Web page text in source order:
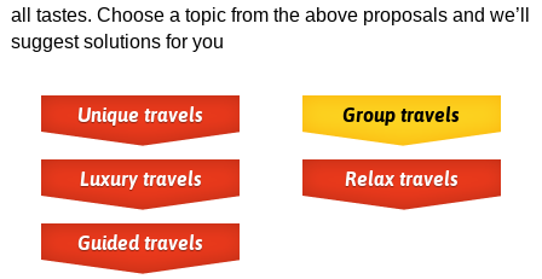
all tastes. Choose a topic from the above proposals and we’ll
suggest solutions for you
Unique travels Group travels
Luxury travels Relax travels
Guided travels